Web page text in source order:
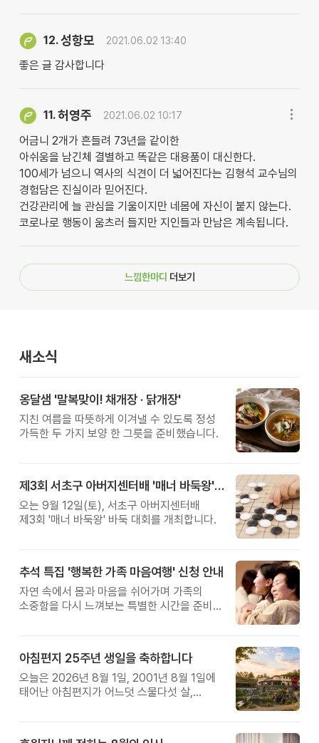
12.성항모 2021.06.02 13:40
좋은 글 감사합니다
11.허영주 2021.06.02 10:17
어금니 2개가 흔들려 73년을 같이한
아쉬움을 남긴체 결별하고 똑같은 대용품이 대신한다.
100세가 넘으니 역사의 식견이 더 넓어진다는 김형석 교수님의
경험담은 진실이라 믿어진다.
건강관리에 늘 관심을 기울이지만 네몸에 자신이 붙지 않는다.
코로나로 행동이 움츠러 들지만 지인들과 만남은 계속됩니다.
느낌한마디 더보기
새소식
옹달샘 '말복맞이! 채개장 · 닭개장'
지친 여름을 따뜻하게 이겨낼 수 있도록 정성
가득한 두 가지 보양 한 그릇을 준비했습니다.
제3회 서초구 아버지센터배 '매너 바둑왕' 대회
오는 9월 12일(토), 서초구 아버지센터배
제3회 '매너 바둑왕' 바둑 대회를 개최합니다.
추석 특집 '행복한 가족 마음여행' 신청 안내
자연 속에서 몸과 마음을 쉬어가며 가족의
소중함을 다시 느껴보는 특별한 시간을 준비해
아침편지 25주년 생일을 축하합니다
오늘은 2026년 8월 1일, 2001년 8월 1일에
태어난 아침편지가 어느덧 스물다섯 살,